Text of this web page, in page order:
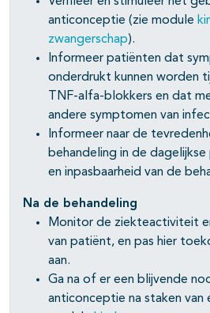
anticonceptie (zie module
zwangerschap).
Informeer patiënten dat
onderdrukt kunnen worden
TNF-alfa-blokkers en dat
andere symptomen van
Informeer naar de
behandeling in de
en inpasbaarheid van de
Na de behandeling
Monitor de ziekteactiviteit
van patiënt, en pas hier
aan.
Ga na of er een blijvende
anticonceptie na staken van